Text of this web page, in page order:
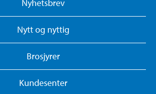
Nyhetsbrev
Nytt og nyttig
Brosjyrer
Kundesenter